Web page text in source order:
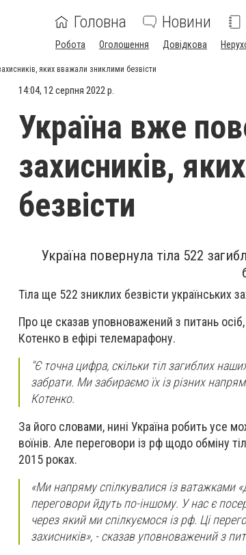
Головна Новини
Робота Оголошення Довідкова
яких вважали зниклими безвісти
14:04, 12 серпня 2022 р.
Україна вже
захисників,
безвісти
Україна повернула тіла 522
Тіла ще 522 зниклих безвісти українських
Про це сказав уповноважений з питань
Котенко в ефірі телемарафону.
"Є точна цифра, скільки тіл загиблих
забрати. Ми забираємо їх із різних
Котенко.
За його словами, нині Україна робить усе
воїнів. Але переговори із рф щодо обміну
2015 роках.
«Ми напряму спілкувалися із ватажками
переговори йдуть по-іншому. У нас є
через який ми спілкуємося із рф. Ці
захисників», - сказав уповноважений з